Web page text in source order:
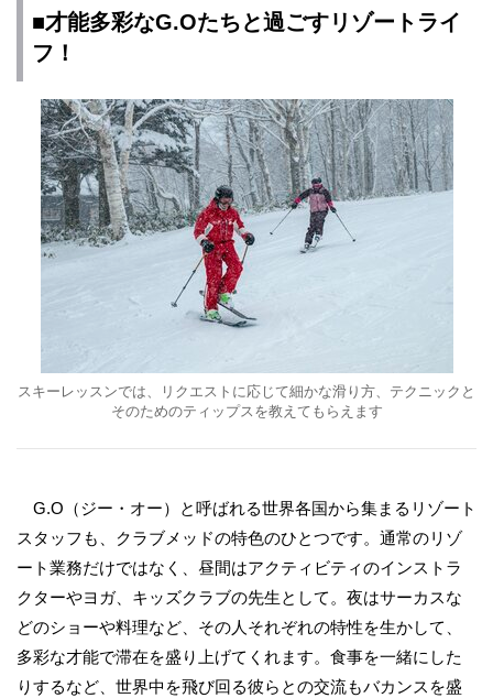
■才能多彩なG.Oたちと過ごすリゾートライ
フ！
スキーレッスンでは、リクエストに応じて細かな滑り方、テクニックと
そのためのティップスを教えてもらえます
G.O（ジー・オー）と呼ばれる世界各国から集まるリゾート
スタッフも、クラブメッドの特色のひとつです。通常のリゾ
ート業務だけではなく、昼間はアクティビティのインストラ
クターやヨガ、キッズクラブの先生として。夜はサーカスな
どのショーや料理など、その人それぞれの特性を生かして、
多彩な才能で滞在を盛り上げてくれます。食事を一緒にした
りするなど、世界中を飛び回る彼らとの交流もバカンスを盛